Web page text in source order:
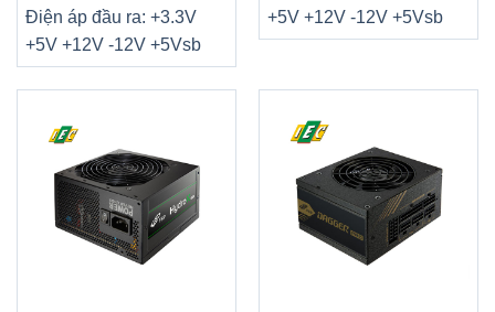
Điện áp đầu ra: +3.3V
+5V +12V -12V +5Vsb
+5V +12V -12V +5Vsb